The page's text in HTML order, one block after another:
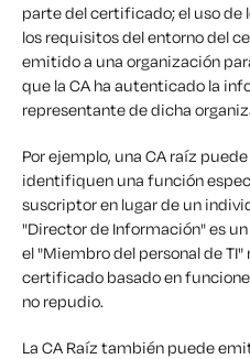
parte del certificado; el uso de
los requisitos del entorno del
emitido a una organización
que la CA ha autenticado la
representante de dicha
Por ejemplo, una CA raíz
identifiquen una función
suscriptor en lugar de un
"Director de Información" es
el "Miembro del personal de TI"
certificado basado en
no repudio.
La CA Raíz también puede